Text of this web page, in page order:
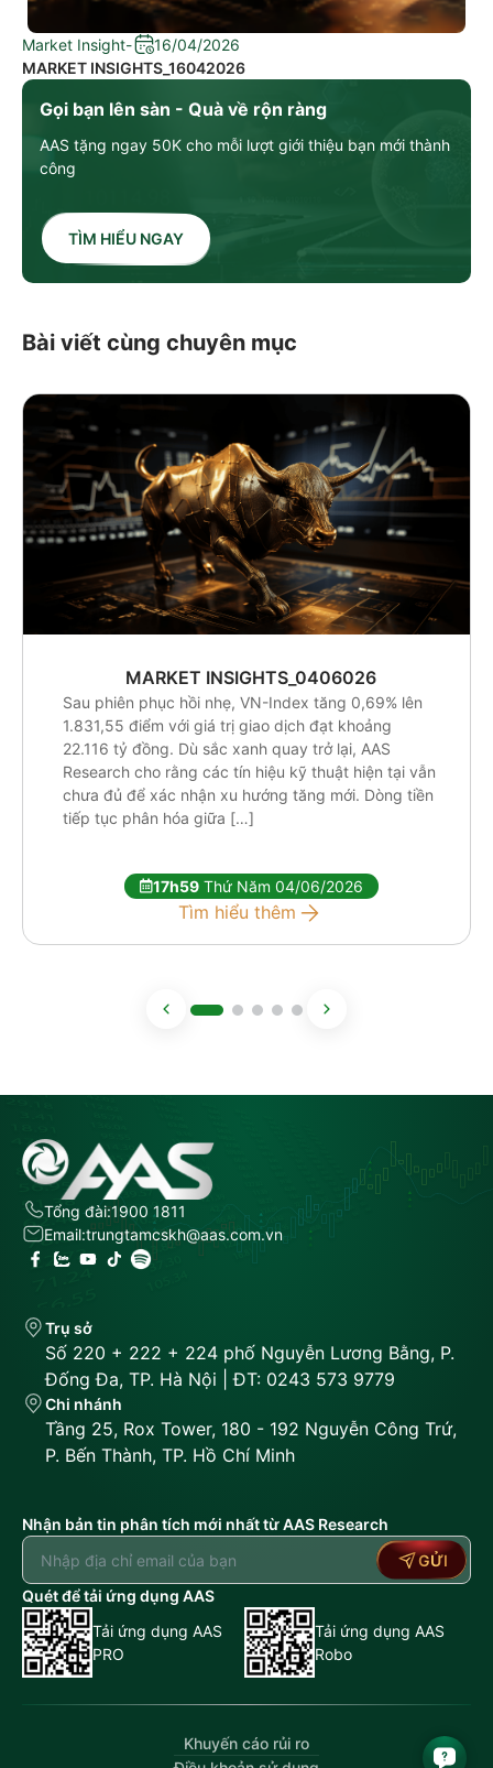
Gọi bạn lên sàn - Quà về rộn ràng
AAS tặng ngay 50K cho mỗi lượt giới thiệu bạn mới thành
công
TÌM HIỂU NGAY
Market Insight-
16/04/2026
MARKET INSIGHTS_16042026
Bài viết cùng chuyên mục
MARKET INSIGHTS_0406026
Sau phiên phục hồi nhẹ, VN-Index tăng 0,69% lên
1.831,55 điểm với giá trị giao dịch đạt khoảng
22.116 tỷ đồng. Dù sắc xanh quay trở lại, AAS
Research cho rằng các tín hiệu kỹ thuật hiện tại vẫn
chưa đủ để xác nhận xu hướng tăng mới. Dòng tiền
tiếp tục phân hóa giữa […]
17h59Thứ Năm 04/06/2026
Tìm hiểu thêm
Tổng đài:1900 1811
Email:trungtamcskh@aas.com.vn
Trụ sở
Số 220 + 222 + 224 phố Nguyễn Lương Bằng, P.
Đống Đa, TP. Hà Nội | ĐT: 0243 573 9779
Chi nhánh
Tầng 25, Rox Tower, 180 - 192 Nguyễn Công Trứ,
P. Bến Thành, TP. Hồ Chí Minh
Nhận bản tin phân tích mới nhất từ AAS Research
GỬI
Quét để tải ứng dụng AAS
Tải ứng dụng AAS
PRO
Tải ứng dụng AAS
Robo
Khuyến cáo rủi ro